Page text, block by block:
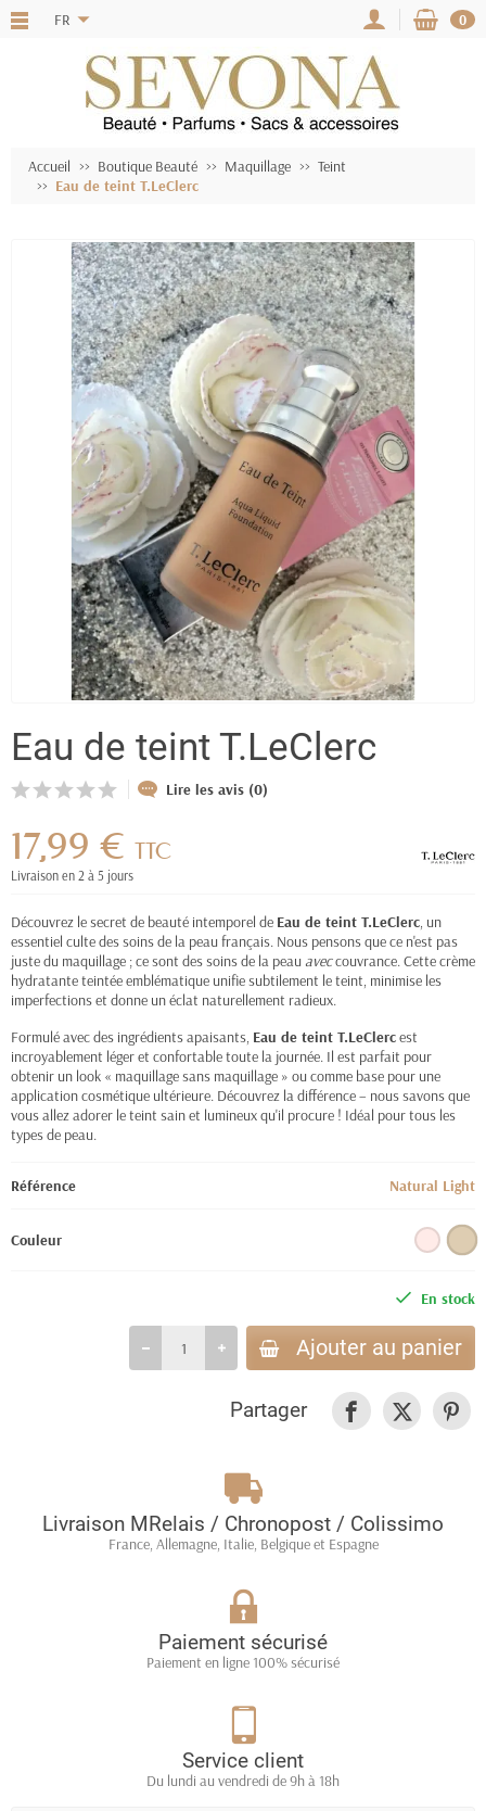
FR 0
Accueil Boutique Beauté Maquillage
Teint
Eau de teint T.LeClerc
Eau de teint T.LeClerc
Lire les avis (0)
17,99 € TTC
Livraison en 2 à 5 jours
Découvrez le secret de beauté intemporel de Eau de teint T.LeClerc, un
essentiel culte des soins de la peau français. Nous pensons que ce n'est pas
juste du maquillage ; ce sont des soins de la peau aveccouvrance. Cette crème
hydratante teintée emblématique unifie subtilement le teint, minimise les
imperfections et donne un éclat naturellement radieux.
Formulé avec des ingrédients apaisants, Eau de teint T.LeClercest
incroyablement léger et confortable toute la journée. Il est parfait pour
obtenir un look « maquillage sans maquillage » ou comme base pour une
application cosmétique ultérieure. Découvrez la différence – nous savons que
vous allez adorer le teint sain et lumineux qu'il procure ! Idéal pour tous les
types de peau.
Référence Natural Light
Couleur
En stock
Ajouter au panier
Partager
Livraison MRelais / Chronopost / Colissimo
France, Allemagne, Italie, Belgique et Espagne
Paiement sécurisé
Paiement en ligne 100% sécurisé
Service client
Du lundi au vendredi de 9h à 18h